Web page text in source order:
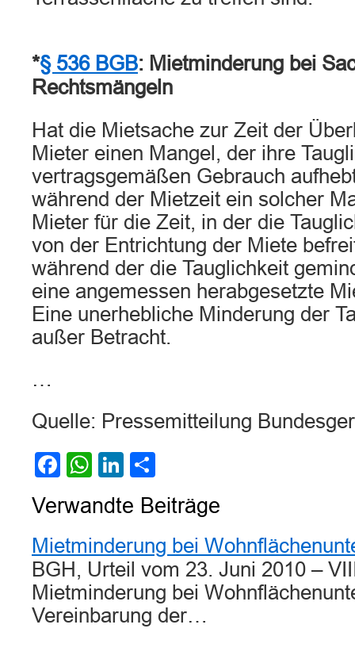
*§ 536 BGB: Mietminderung bei
Rechtsmängeln
Hat die Mietsache zur Zeit der
Mieter einen Mangel, der ihre
vertragsgemäßen Gebrauch
während der Mietzeit ein solcher
Mieter für die Zeit, in der die
von der Entrichtung der Miete
während der die Tauglichkeit
eine angemessen herabgesetzte
Eine unerhebliche Minderung der
außer Betracht.
…
Quelle: Pressemitteilung
Facebook
WhatsApp
LinkedIn
Verwandte Beiträge
Mietminderung bei
BGH, Urteil vom 23. Juni 2010 –
Mietminderung bei
Vereinbarung der…